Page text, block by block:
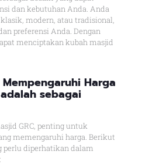
dan kebutuhan Anda. Anda
modern, atau tradisional,
preferensi Anda. Dengan
menciptakan kubah masjid
Harga
sebagai
GRC, penting untuk
memengaruhi harga. Berikut
perlu diperhatikan dalam